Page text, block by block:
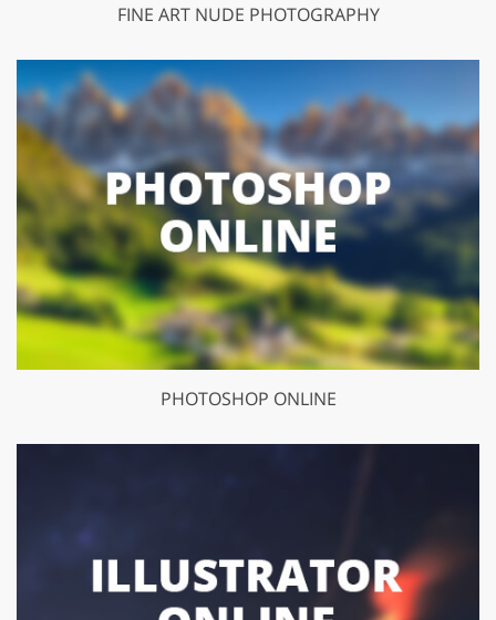
FINE ART NUDE PHOTOGRAPHY
PHOTOSHOP ONLINE